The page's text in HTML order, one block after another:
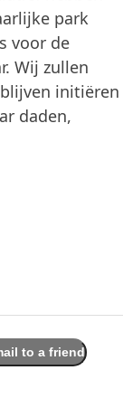
park
voor de
Wij zullen
initiëren
daden,
to a friend